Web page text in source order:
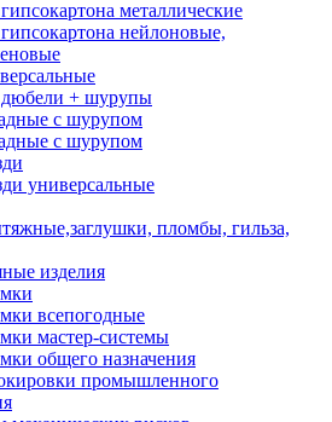
металлические
нейлоновые,
+ шурупы
с шурупом
с шурупом
универсальные
пломбы, гильза,
изделия
всепогодные
мастер-системы
общего назначения
промышленного